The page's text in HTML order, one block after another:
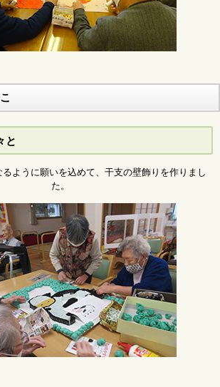
と
ように願いを込めて、干支の壁飾りを作りまし
た。